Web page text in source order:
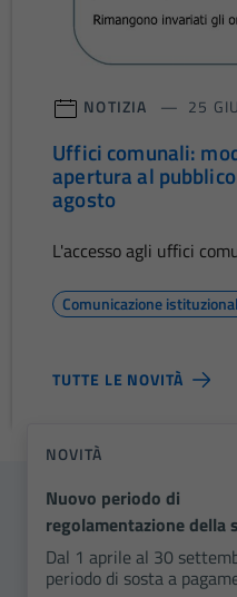
NOTIZIA 25
Uffici comunali:
apertura al
agosto
L'accesso agli uffici
Comunicazione
TUTTE LE NOVITÀ
NOVITÀ
Nuovo periodo di
regolamentazione della
Dal 1 aprile al 30
periodo di sosta a